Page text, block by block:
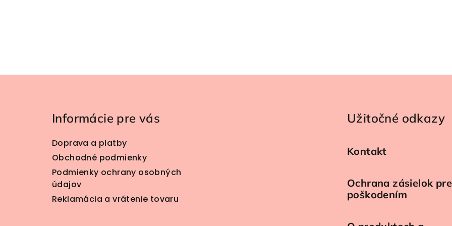
Informácie pre vás
Doprava a platby
Obchodné podmienky
Podmienky ochrany osobných
údajov
Reklamácia a vrátenie tovaru
Užitočné odkazy
Kontakt
Ochrana zásielok
poškodením